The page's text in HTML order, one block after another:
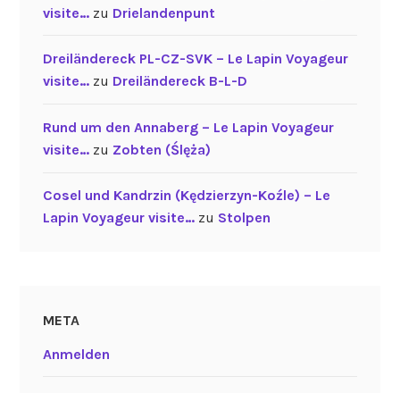
visite…zu Drielandenpunt
Dreiländereck PL-CZ-SVK – Le Lapin Voyageur
visite…zu Dreiländereck B-L-D
Rund um den Annaberg – Le Lapin Voyageur
visite…zu Zobten (Ślęża)
Cosel und Kandrzin (Kędzierzyn-Koźle) – Le
Lapin Voyageur visite…zu Stolpen
META
Anmelden